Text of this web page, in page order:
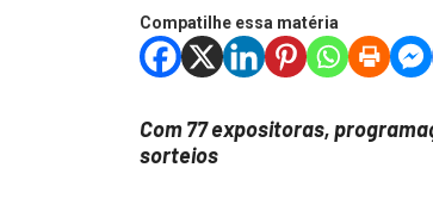
Compatilhe essa matéria
Com 77 expositoras,
sorteios